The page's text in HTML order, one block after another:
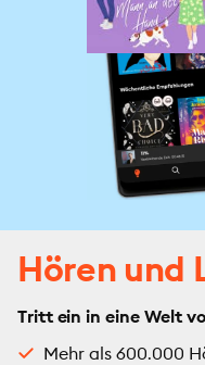
Hören und
Tritt ein in eine Welt
Mehr als 600.000